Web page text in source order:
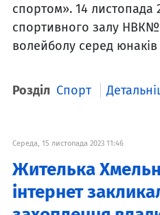
спортом». 14 листопада
спортивного залу
волейболу серед юнаків
Розділ Спорт
Середа, 15 листопада 2023 11:46
Жителька
інтернет